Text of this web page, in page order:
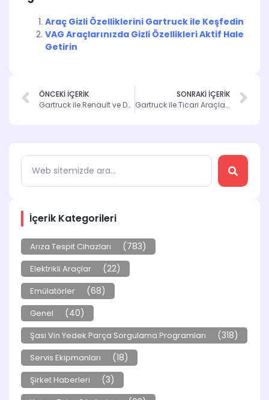
İçerik Kategorileri
Arıza Tespit Cihazları (783)
Elektrikli Araçlar (22)
Emülatörler (68)
Genel (40)
Şasi Vin Yedek Parça Sorgulama Programları (318)
Servis Ekipmanları (18)
Şirket Haberleri (3)
Araç Gizli Özelliklerini Gartruck ile Keşfedin
VAG Araçlarınızda Gizli Özellikleri Aktif Hale
Getirin
ÖNCEKİ İÇERİK
Gartruck ile Renault ve Dacia Araçlarınızın Özelliklerini Açın
SONRAKİ İÇERİK
Gartruck ile Ticari Araçlarınızı Kolayca İzleyin